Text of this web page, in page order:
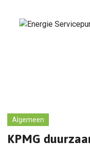
content
Algemeen
KPMG